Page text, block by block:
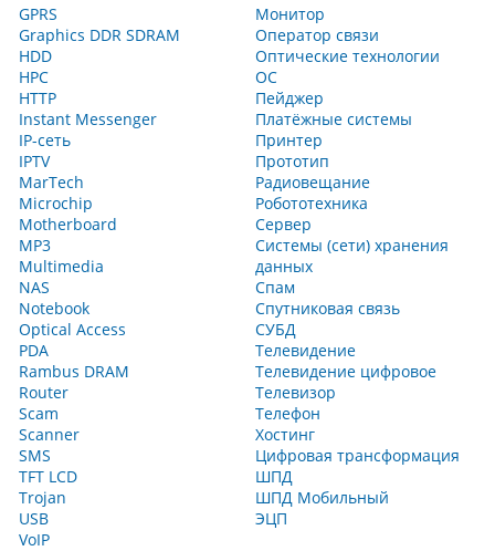
GPRS
Graphics DDR SDRAM
HDD
HPC
HTTP
Instant Messenger
IP-сеть
IPTV
MarTech
Microchip
Motherboard
MP3
Multimedia
NAS
Notebook
Optical Access
PDA
Rambus DRAM
Router
Scam
Scanner
SMS
TFT LCD
Trojan
USB
VoIP
Монитор
Оператор связи
Оптические технологии
ОС
Пейджер
Платёжные системы
Принтер
Прототип
Радиовещание
Робототехника
Сервер
Системы (сети) хранения
данных
Спам
Спутниковая связь
СУБД
Телевидение
Телевидение цифровое
Телевизор
Телефон
Хостинг
Цифровая трансформация
ШПД
ШПД Мобильный
ЭЦП